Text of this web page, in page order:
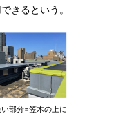
きるという。
部分=笠木の上に